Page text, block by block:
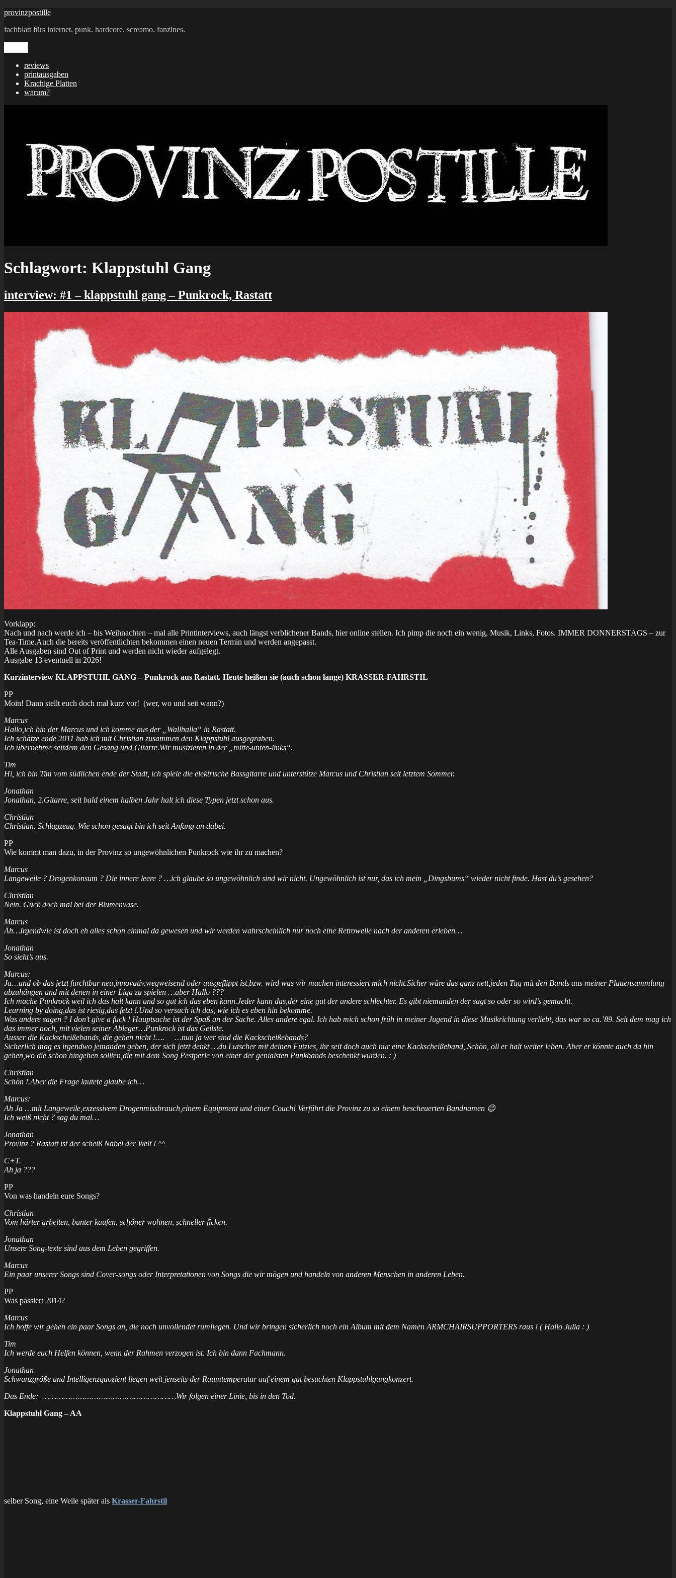
Zum
springen
provinzpostille
fachblatt fürs internet. punk. hardcore. screamo. fanzines.
reviews
printausgaben
Krachige Platten
warum?
Schlagwort: Klappstuhl Gang
interview: #1 – klappstuhl gang – Punkrock, Rastatt
Vorklapp:
Nach und nach werde ich – bis Weihnachten – mal alle Printinterviews, auch längst verblichener Bands, hier online stellen. Ich pimp die noch ein wenig, Musik, Links, Fotos. IMMER DONNERSTAGS – zur
Tea-Time.Auch die bereits veröffentlichten bekommen einen neuen Termin und werden angepasst.
Alle Ausgaben sind Out of Print und werden nicht wieder aufgelegt.
Ausgabe 13 eventuell in 2026!
Kurzinterview KLAPPSTUHL GANG – Punkrock aus Rastatt. Heute heißen sie (auch schon lange) KRASSER-FAHRSTIL
PP
Moin! Dann stellt euch doch mal kurz vor! (wer, wo und seit wann?)
Marcus
Hallo,ich bin der Marcus und ich komme aus der „Wallhalla“ in Rastatt.
Ich schätze ende 2011 hab ich mit Christian zusammen den Klappstuhl ausgegraben.
Ich übernehme seitdem den Gesang und Gitarre.Wir musizieren in der „mitte-unten-links“.
Tim
Hi, ich bin Tim vom südlichen ende der Stadt, ich spiele die elektrische Bassgitarre und unterstütze Marcus und Christian seit letztem Sommer.
Jonathan
Jonathan, 2.Gitarre, seit bald einem halben Jahr halt ich diese Typen jetzt schon aus.
Christian
Christian, Schlagzeug. Wie schon gesagt bin ich seit Anfang an dabei.
PP
Wie kommt man dazu, in der Provinz so ungewöhnlichen Punkrock wie ihr zu machen?
Marcus
Langeweile ? Drogenkonsum ? Die innere leere ? …ich glaube so ungewöhnlich sind wir nicht. Ungewöhnlich ist nur, das ich mein „Dingsbums“ wieder nicht finde. Hast du’s gesehen?
Christian
Nein. Guck doch mal bei der Blumenvase.
Marcus
Äh…Irgendwie ist doch eh alles schon einmal da gewesen und wir werden wahrscheinlich nur noch eine Retrowelle nach der anderen erleben…
Jonathan
So sieht’s aus.
Marcus:
Ja…und ob das jetzt furchtbar neu,innovativ,wegweisend oder ausgeflippt ist,bzw. wird was wir machen interessiert mich nicht.Sicher wäre das ganz nett,jeden Tag mit den Bands aus meiner Plattensammlung
abzuhängen und mit denen in einer Liga zu spielen …aber Hallo ???
Ich mache Punkrock weil ich das halt kann und so gut ich das eben kann.Jeder kann das,der eine gut der andere schlechter. Es gibt niemanden der sagt so oder so wird’s gemacht.
Learning by doing,das ist riesig,das fetzt !.Und so versuch ich das, wie ich es eben hin bekomme.
Was andere sagen ? I don’t give a fuck ! Hauptsache ist der Spaß an der Sache. Alles andere egal. Ich hab mich schon früh in meiner Jugend in diese Musikrichtung verliebt, das war so ca.’89. Seit dem mag ich
das immer noch, mit vielen seiner Ableger…Punkrock ist das Geilste.
Ausser die Kackscheißebands, die gehen nicht !…. …nun ja wer sind die Kackscheißebands?
Sicherlich mag es irgendwo jemanden geben, der sich jetzt denkt …du Lutscher mit deinen Futzies, ihr seit doch auch nur eine Kackscheißeband, Schön, oll er halt weiter leben. Aber er könnte auch da hin
gehen,wo die schon hingehen sollten,die mit dem Song Pestperle von einer der genialsten Punkbands beschenkt wurden. : )
Christian
Schön !.Aber die Frage lautete glaube ich…
Marcus:
Ah Ja …mit Langeweile,exzessivem Drogenmissbrauch,einem Equipment und einer Couch! Verführt die Provinz zu so einem bescheuerten Bandnamen 😉
Ich weiß nicht ? sag du mal…
Jonathan
Provinz ? Rastatt ist der scheiß Nabel der Welt ! ^^
C+T.
Ah ja ???
PP
Von was handeln eure Songs?
Christian
Vom härter arbeiten, bunter kaufen, schöner wohnen, schneller ficken.
Jonathan
Unsere Song-texte sind aus dem Leben gegriffen.
Marcus
Ein paar unserer Songs sind Cover-songs oder Interpretationen von Songs die wir mögen und handeln von anderen Menschen in anderen Leben.
PP
Was passiert 2014?
Marcus
Ich hoffe wir gehen ein paar Songs an, die noch unvollendet rumliegen. Und wir bringen sicherlich noch ein Album mit dem Namen ARMCHAIRSUPPORTERS raus ! ( Hallo Julia : )
Tim
Ich werde euch Helfen können, wenn der Rahmen verzogen ist. Ich bin dann Fachmann.
Jonathan
Schwanzgröße und Intelligenzquozient liegen weit jenseits der Raumtemperatur auf einem gut besuchten Klappstuhlgangkonzert.
Das Ende: …………………………………………………Wir folgen einer Linie, bis in den Tod.
Klappstuhl Gang – AA
selber Song, eine Weile später als Krasser-Fahrstil